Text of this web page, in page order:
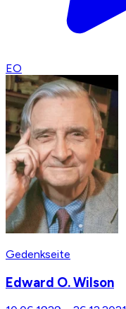
EO
Gedenkseite
Edward O. Wilson